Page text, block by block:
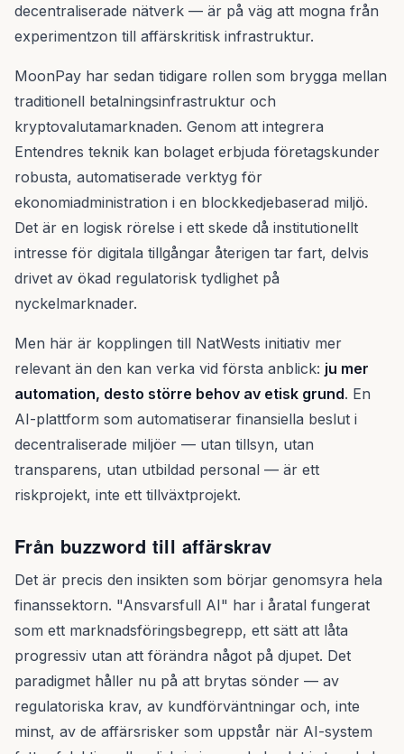
decentraliserade nätverk — är på väg att mogna från
experimentzon till affärskritisk infrastruktur.
MoonPay har sedan tidigare rollen som brygga mellan
traditionell betalningsinfrastruktur och
kryptovalutamarknaden. Genom att integrera
Entendres teknik kan bolaget erbjuda företagskunder
robusta, automatiserade verktyg för
ekonomiadministration i en blockkedjebaserad miljö.
Det är en logisk rörelse i ett skede då institutionellt
intresse för digitala tillgångar återigen tar fart, delvis
drivet av ökad regulatorisk tydlighet på
nyckelmarknader.
Men här är kopplingen till NatWests initiativ mer
relevant än den kan verka vid första anblick: ju mer
automation, desto större behov av etisk grund. En
AI-plattform som automatiserar finansiella beslut i
decentraliserade miljöer — utan tillsyn, utan
transparens, utan utbildad personal — är ett
riskprojekt, inte ett tillväxtprojekt.
Från buzzword till affärskrav
Det är precis den insikten som börjar genomsyra hela
finanssektorn. "Ansvarsfull AI" har i åratal fungerat
som ett marknadsföringsbegrepp, ett sätt att låta
progressiv utan att förändra något på djupet. Det
paradigmet håller nu på att brytas sönder — av
regulatoriska krav, av kundförväntningar och, inte
minst, av de affärsrisker som uppstår när AI-system